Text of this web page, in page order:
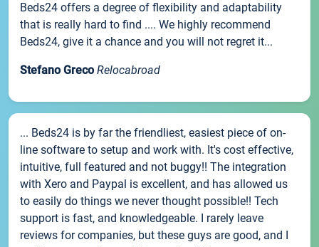
Beds24 offers a degree of flexibility and adaptability
that is really hard to find .... We highly recommend
Beds24, give it a chance and you will not regret it...
Stefano Greco Relocabroad
... Beds24 is by far the friendliest, easiest piece of on-
line software to setup and work with. It's cost effective,
intuitive, full featured and not buggy!! The integration
with Xero and Paypal is excellent, and has allowed us
to easily do things we never thought possible!! Tech
support is fast, and knowledgeable. I rarely leave
reviews for companies, but these guys are good, and I